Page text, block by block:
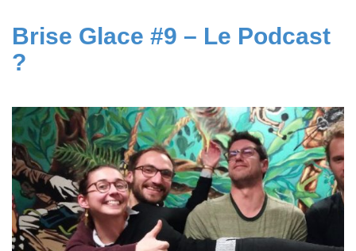
Brise Glace #9 – Le Podcast
?